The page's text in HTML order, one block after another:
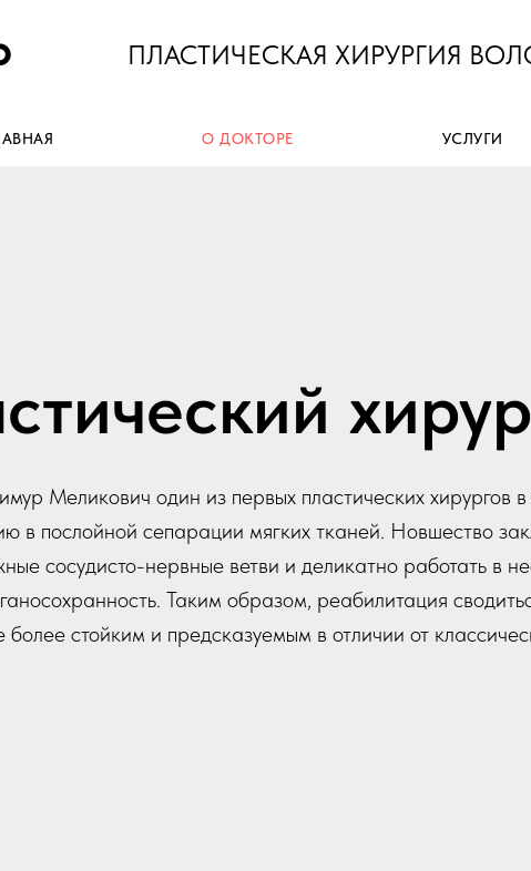
ПЛАСТИЧЕСКАЯ ХИРУРГИЯ
О ДОКТОРЕ УСЛУГИ
Меликович один из первых пластических хирургов
в послойной сепарации мягких тканей. Новшество
сосудисто-нервные ветви и деликатно работать в
Таким образом, реабилитация
более стойким и предсказуемым в отличии от